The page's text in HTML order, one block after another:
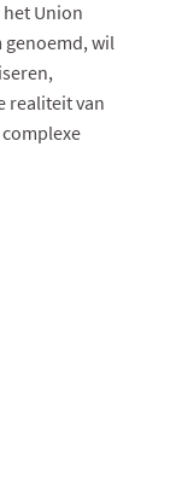
Union
genoemd, wil
realiteit van